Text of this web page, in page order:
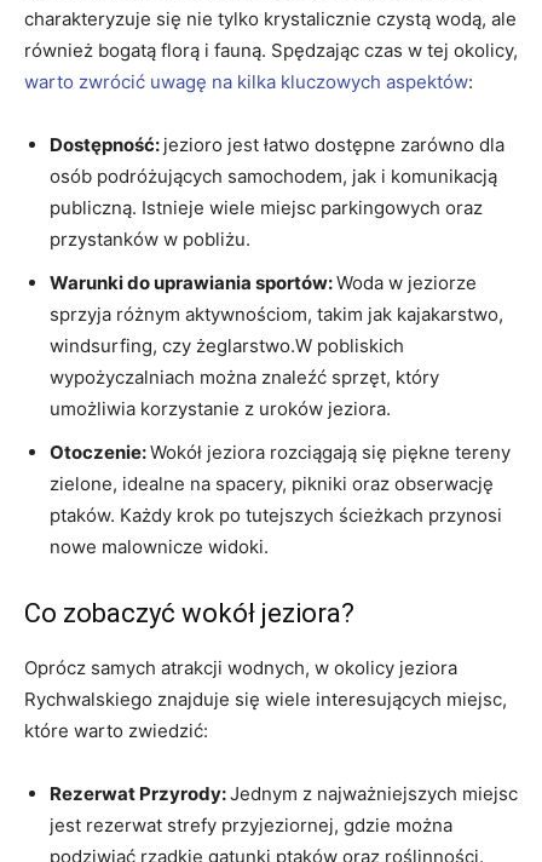
charakteryzuje się nie tylko krystalicznie czystą wodą, ale
również bogatą florą i fauną. Spędzając czas w tej okolicy,
warto zwrócić uwagę na kilka kluczowych aspektów:
Dostępność: jezioro jest łatwo dostępne zarówno dla
osób podróżujących samochodem, jak i komunikacją
publiczną. Istnieje wiele miejsc parkingowych oraz
przystanków w pobliżu.
Warunki do uprawiania sportów:Woda w jeziorze
sprzyja różnym aktywnościom, takim jak kajakarstwo,
windsurfing, czy żeglarstwo.W pobliskich
wypożyczalniach można znaleźć sprzęt, który
umożliwia korzystanie z uroków jeziora.
Otoczenie:Wokół jeziora rozciągają się piękne tereny
zielone, idealne na spacery, pikniki oraz obserwację
ptaków. Każdy krok po tutejszych ścieżkach przynosi
nowe malownicze widoki.
Co zobaczyć wokół jeziora?
Oprócz samych atrakcji wodnych, w okolicy jeziora
Rychwalskiego znajduje się wiele interesujących miejsc,
które warto zwiedzić:
Rezerwat Przyrody:Jednym z najważniejszych miejsc
jest rezerwat strefy przyjeziornej, gdzie można
podziwiać rzadkie gatunki ptaków oraz roślinności.